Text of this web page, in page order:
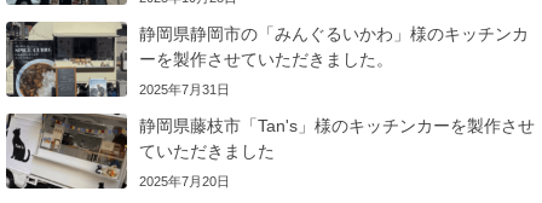
静岡県静岡市の「みんぐるいかわ」様のキッチンカ
ーを製作させていただきました。
2025年7月31日
静岡県藤枝市「Tan's」様のキッチンカーを製作させ
ていただきました
2025年7月20日